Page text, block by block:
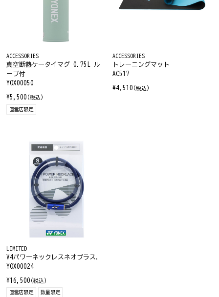
ACCESSORIES
真空断熱ケータイマグ 0.75L ル
ープ付
YOX00050
¥5,500 (税込)
直営店限定
ACCESSORIES
トレーニングマット
AC517
¥4,510 (税込)
LIMITED
V4パワーネックレスネオプラス.
YOX00024
¥16,500 (税込)
直営店限定 数量限定